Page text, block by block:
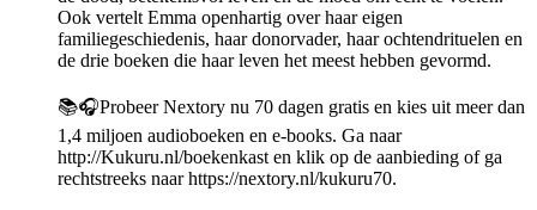
Ook vertelt Emma openhartig over haar eigen
familiegeschiedenis, haar donorvader, haar ochtendrituelen en
de drie boeken die haar leven het meest hebben gevormd.
📚🎧Probeer Nextory nu 70 dagen gratis en kies uit meer dan
1,4 miljoen audioboeken en e-books. Ga naar
http://Kukuru.nl/boekenkast en klik op de aanbieding of ga
rechtstreeks naar https://nextory.nl/kukuru70.